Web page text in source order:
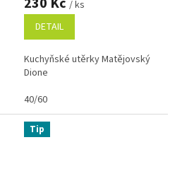
/ ks
DETAIL
Kuchyňské utěrky Matějovský
Dione
40/60
Tip